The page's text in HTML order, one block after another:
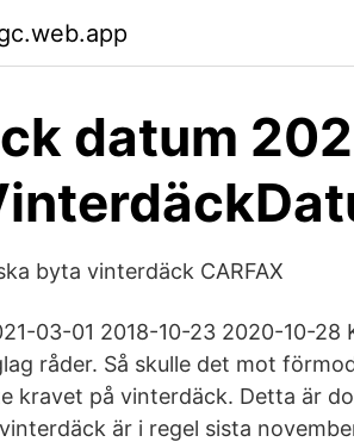
datum
byta vinterdäck CARFAX
03-01 2018-10-23 2020-10-28
råder. Så skulle det mot
kravet på vinterdäck. Detta är
är i regel sista